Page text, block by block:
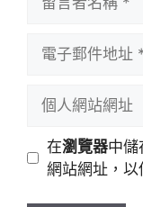
址
站
在瀏覽器中儲
網站網址，以